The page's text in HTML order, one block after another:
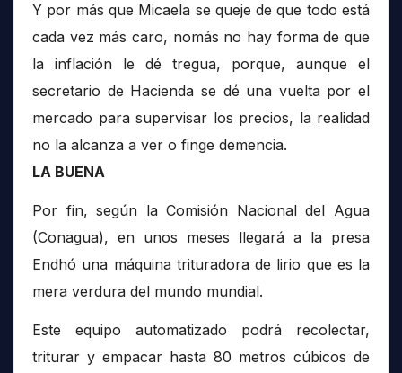
Y por más que Micaela se queje de que todo está
cada vez más caro, nomás no hay forma de que
la inflación le dé tregua, porque, aunque el
secretario de Hacienda se dé una vuelta por el
mercado para supervisar los precios, la realidad
no la alcanza a ver o finge demencia.
LA BUENA
Por fin, según la Comisión Nacional del Agua
(Conagua), en unos meses llegará a la presa
Endhó una máquina trituradora de lirio que es la
mera verdura del mundo mundial.
Este equipo automatizado podrá recolectar,
triturar y empacar hasta 80 metros cúbicos de